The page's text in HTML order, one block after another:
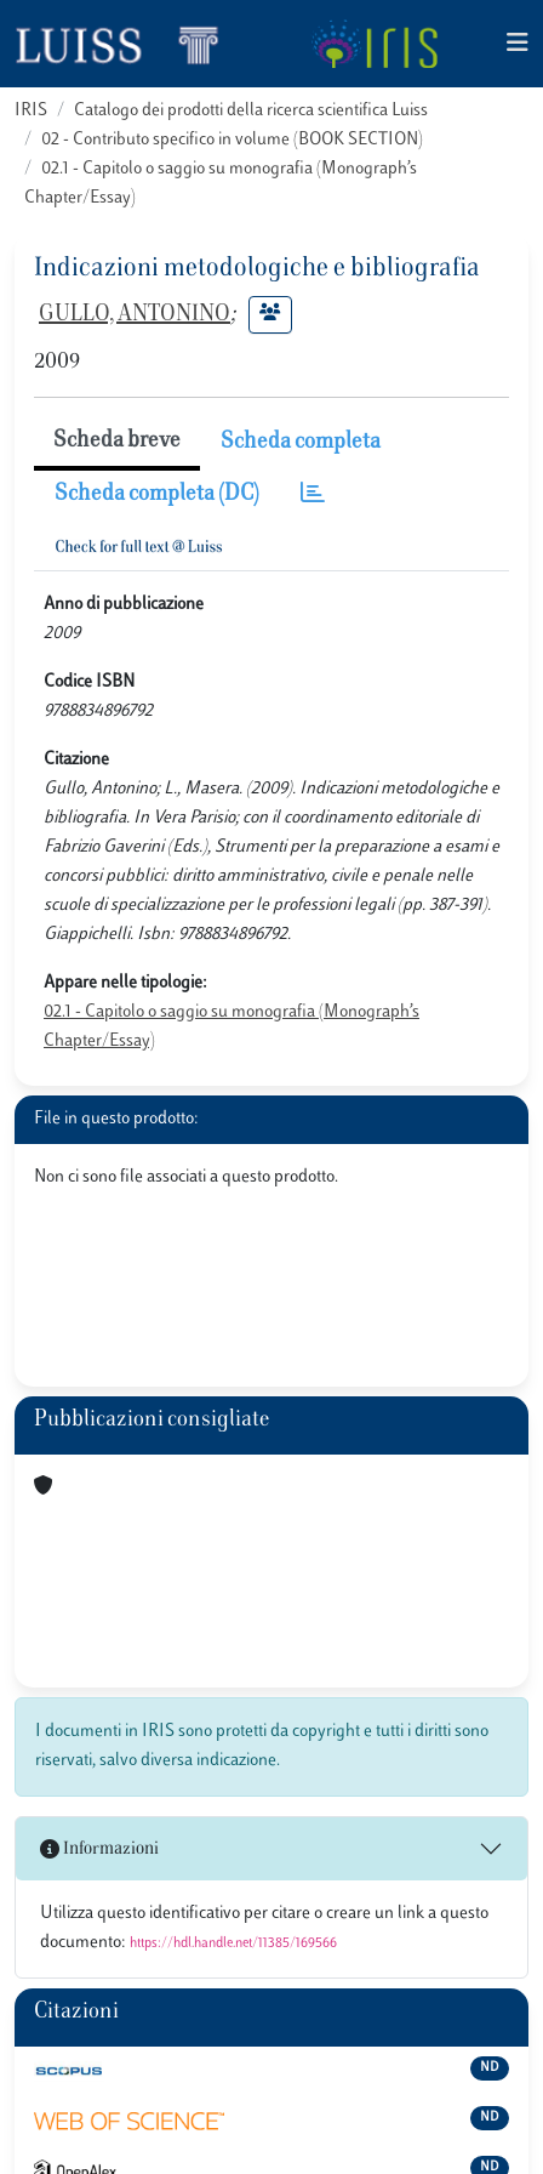
IRIS
Catalogo dei prodotti della ricerca scientifica Luiss
02 - Contributo specifico in volume (BOOK SECTION)
02.1 - Capitolo o saggio su monografia (Monograph’s
Chapter/Essay)
Indicazioni metodologiche e bibliografia
GULLO, ANTONINO;
2009
Scheda breve Scheda completa
Scheda completa (DC)
Anno di pubblicazione
2009
Codice ISBN
9788834896792
Citazione
Gullo, Antonino; L., Masera. (2009). Indicazioni metodologiche e
bibliografia. In Vera Parisio; con il coordinamento editoriale di
Fabrizio Gaverini (Eds.), Strumenti per la preparazione a esami e
concorsi pubblici: diritto amministrativo, civile e penale nelle
scuole di specializzazione per le professioni legali (pp. 387-391).
Giappichelli. Isbn: 9788834896792.
Appare nelle tipologie:
02.1 - Capitolo o saggio su monografia (Monograph’s
Chapter/Essay)
File in questo prodotto:
Non ci sono file associati a questo prodotto.
Pubblicazioni consigliate
I documenti in IRIS sono protetti da copyright e tutti i diritti sono
riservati, salvo diversa indicazione.
Informazioni
Utilizza questo identificativo per citare o creare un link a questo
documento: https://hdl.handle.net/11385/169566
Citazioni
ND
ND
ND